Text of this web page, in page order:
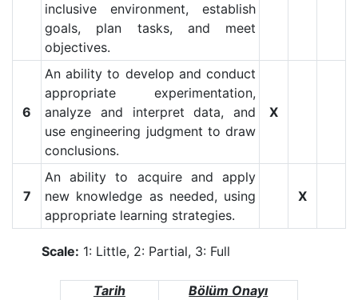
inclusive environment, establish
goals, plan tasks, and meet
objectives.
6
An ability to develop and conduct
appropriate experimentation,
analyze and interpret data, and
use engineering judgment to draw
conclusions.
X
7
An ability to acquire and apply
new knowledge as needed, using
appropriate learning strategies.
X
Scale: 1: Little, 2: Partial, 3: Full
Tarih
Bölüm Onayı